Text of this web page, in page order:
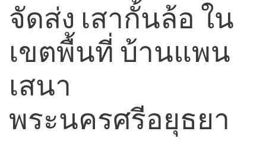
จัดส่ง เสากั้นล้อ ใน
เขตพื้นที่ บ้านแพน
เสนา
พระนครศรีอยุธยา